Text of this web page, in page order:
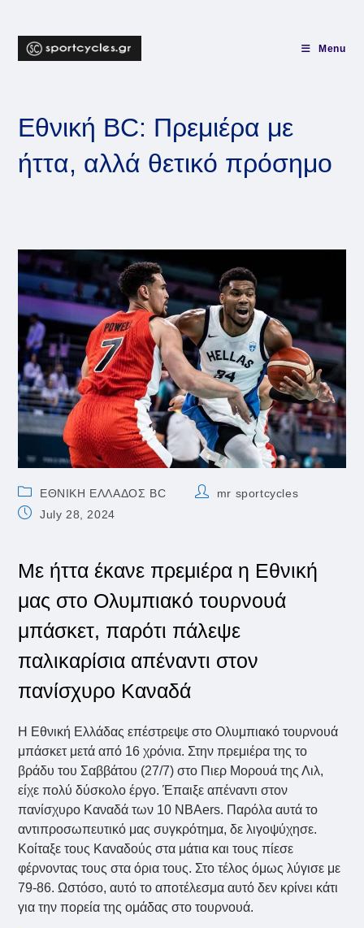
content
Menu
Εθνική BC: Πρεμιέρα με
ήττα, αλλά θετικό πρόσημο
Post
category:
ΕΘΝΙΚΗ ΕΛΛΑΔΟΣ BC
Postmr sportcycles
PostJuly 28, 2024
Με ήττα έκανε πρεμιέρα η Εθνική
μας στο Ολυμπιακό τουρνουά
μπάσκετ, παρότι πάλεψε
παλικαρίσια απέναντι στον
πανίσχυρο Καναδά
Η Εθνική Ελλάδας επέστρεψε στο Ολυμπιακό τουρνουά
μπάσκετ μετά από 16 χρόνια. Στην πρεμιέρα της το
βράδυ του Σαββάτου (27/7) στο Πιερ Μορουά της Λιλ,
είχε πολύ δύσκολο έργο. Έπαιξε απέναντι στον
πανίσχυρο Καναδά των 10 NBAers. Παρόλα αυτά το
αντιπροσωπευτικό μας συγκρότημα, δε λιγοψύχησε.
Κοίταξε τους Καναδούς στα μάτια και τους πίεσε
φέρνοντας τους στα όρια τους. Στο τέλος όμως λύγισε με
79-86. Ωστόσο, αυτό το αποτέλεσμα αυτό δεν κρίνει κάτι
για την πορεία της ομάδας στο τουρνουά.